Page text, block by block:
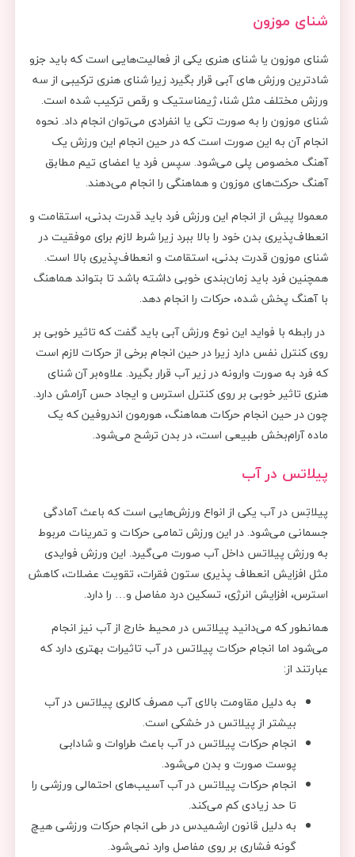
شنای موزون
شنای موزون یا شنای هنری یکی از فعالیت‌هایی است که باید جزو
شادترین ورزش های آبی قرار بگیرد زیرا شنای هنری ترکیبی از سه
ورزش مختلف مثل شنا، ژیمناستیک و رقص ترکیب شده است.
شنای موزون را به صورت تکی یا انفرادی می‌توان انجام داد. نحوه
انجام آن به این صورت است که در حین انجام این ورزش یک
آهنگ مخصوص پلی می‌شود. سپس فرد یا اعضای تیم مطابق
آهنگ حرکت‌های موزون و هماهنگی را انجام می‌دهند.
معمولا پیش از انجام این ورزش فرد باید قدرت بدنی، استقامت و
انعطاف‌پذیری بدن خود را بالا ببرد زیرا شرط لازم برای موفقیت در
شنای موزون قدرت بدنی، استقامت و انعطاف‌پذیری بالا است.
همچنین فرد باید زمان‌بندی خوبی داشته باشد تا بتواند هماهنگ
با آهنگ پخش شده، حرکات را انجام دهد.
در رابطه با فواید این نوع ورزش آبی باید گفت که تاثیر خوبی بر
روی کنترل نفس دارد زیرا در حین انجام برخی از حرکات لازم است
که فرد به صورت وارونه در زیر آب قرار بگیرد. علاوه‌بر آن شنای
هنری تاثیر خوبی بر روی کنترل استرس و ایجاد حس آرامش دارد.
چون در حین انجام حرکات هماهنگ، هورمون اندروفین که یک
ماده آرام‌بخش طبیعی است، در بدن ترشح می‌شود.
پیلاتس در آب
پیلاتِس در آب یکی از انواع ورزش‌هایی است که باعث آمادگی
جسمانی می‌شود. در این ورزش تمامی حرکات و تمرینات مربوط
به ورزش پیلاتس داخل آب صورت می‌گیرد. این ورزش فوایدی
مثل افزایش انعطاف پذیری ستون فقرات، تقویت عضلات، کاهش
استرس، افزایش انرژی، تسکین درد مفاصل و… را دارد.
همانطور که می‌دانید پیلاتس در محیط خارج از آب نیز انجام
می‌شود اما انجام حرکات پیلاتس در آب تاثیرات بهتری دارد که
عبارتند از:
به دلیل مقاومت بالای آب مصرف کالری پیلاتس در آب
بیشتر از پیلاتس در خشکی است.
انجام حرکات پیلاتس در آب باعث طراوات و شادابی
پوست صورت و بدن می‌شود.
انجام حرکات پیلاتس در آب آسیب‌های احتمالی ورزشی را
تا حد زیادی کم می‌کند.
به دلیل قانون ارشمیدس در طی انجام حرکات ورزشی هیچ
گونه فشاری بر روی مفاصل وارد نمی‌شود.